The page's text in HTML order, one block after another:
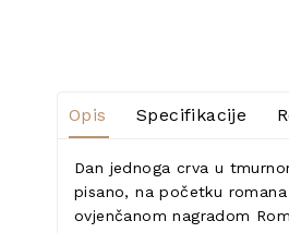
Opis Specifikacije
Dan jednoga crva u
pisano, na početku
ovjenčanom nagradom